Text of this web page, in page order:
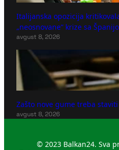
Italijanska opozicija
„neosnovane“ krize sa
avgust 8, 2026
Zašto nove gume treba
avgust 8, 2026
© 2023 Balkan24. Sva